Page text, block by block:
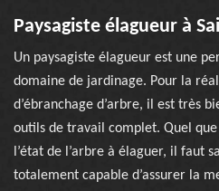
Paysagiste élagueur à
Un paysagiste élagueur est une
domaine de jardinage. Pour la
d’ébranchage d’arbre, il est très
outils de travail complet. Quel
l’état de l’arbre à élaguer, il faut
totalement capable d’assurer la